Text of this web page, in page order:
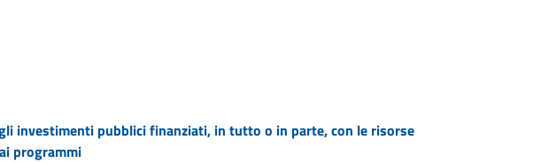
investimenti pubblici finanziati, in tutto o in parte, con le risorse
programmi